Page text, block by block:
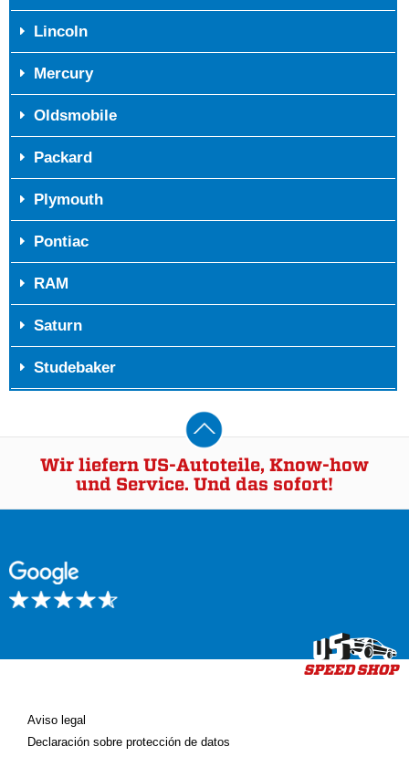
Lincoln
Mercury
Oldsmobile
Packard
Plymouth
Pontiac
RAM
Saturn
Studebaker
Wir liefern US-Autoteile, Know-how
und Service. Und das sofort!
Aviso legal
Declaración sobre protección de datos